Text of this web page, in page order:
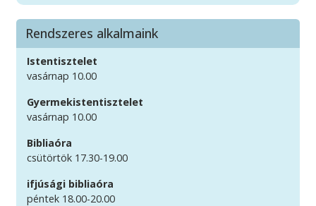
Rendszeres alkalmaink
Istentisztelet
vasárnap 10.00
Gyermekistentisztelet
vasárnap 10.00
Bibliaóra
csütörtök 17.30-19.00
ifjúsági bibliaóra
péntek 18.00-20.00